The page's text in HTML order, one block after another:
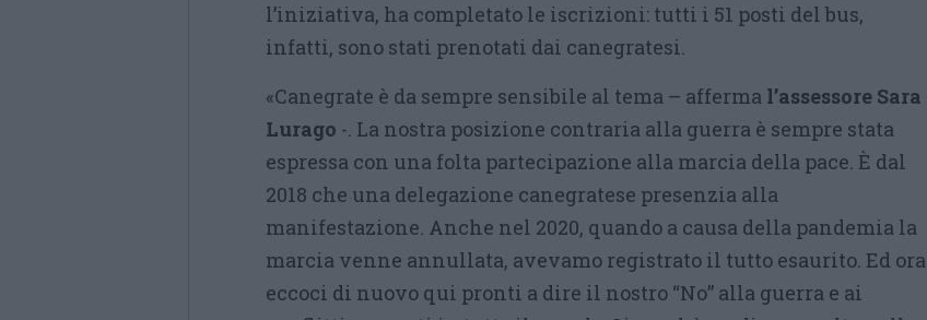
l’iniziativa, ha completato le iscrizioni: tutti i 51 posti del bus,
infatti, sono stati prenotati dai canegratesi.
«Canegrate è da sempre sensibile al tema – afferma l’assessore Sara
Lurago -. La nostra posizione contraria alla guerra è sempre stata
espressa con una folta partecipazione alla marcia della pace. È dal
2018 che una delegazione canegratese presenzia alla
manifestazione. Anche nel 2020, quando a causa della pandemia la
marcia venne annullata, avevamo registrato il tutto esaurito. Ed ora
eccoci di nuovo qui pronti a dire il nostro “No” alla guerra e ai